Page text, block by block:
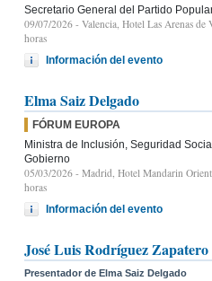
Secretario General del Partido
09/07/2026 - Valencia, Hotel Las Arenas
horas
Información del evento
Elma Saiz Delgado
FÓRUM EUROPA
Ministra de Inclusión, Seguridad
Gobierno
05/03/2026 - Madrid, Hotel Mandarin
horas
Información del evento
José Luis Rodríguez Zapatero
Presentador de Elma Saiz Delgado